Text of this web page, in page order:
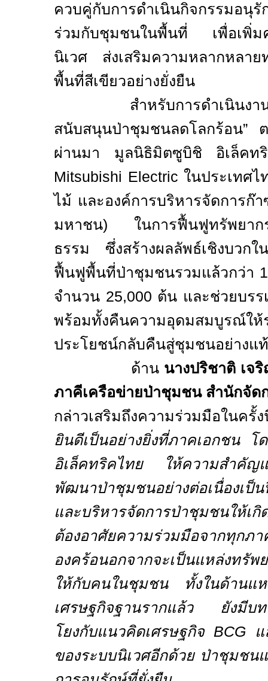
ควบคู่กับการดำเนินกิจกรรมอนุ
ร่วมกับชุมชนในพื้นที่ เพื่อเพิ่ม
นิเวศ ส่งเสริมความหลากหลา
พื้นที่สีเขียวอย่างยั่งยืน
สำหรับการดำเนินงา
สนับสนุนป่าชุมชนลดโลกร้อน”
ผ่านมา มูลนิธิมิตซูบิชิ อิเล็คท
Mitsubishi Electricในประเทศ
ไม้ และองค์การบริหารจัดการก๊
มหาชน) ในการฟื้นฟูทรัพยากร
ธรรม ซึ่งสร้างผลลัพธ์เชิงบวกใ
ฟื้นฟูพื้นที่ป่าชุมชนรวมแล้วกว่า
จำนวน 25,000 ต้น และช่วยบรร
พร้อมทั้งคืนความอุดมสมบูรณ์ใ
ประโยชน์กลับคืนสู่ชุมชนอย่างแ
ด้าน นางปริชาติ เจ
ภาคีเครือข่ายป่าชุมชน สำนักจัด
กล่าวเสริมถึงความร่วมมือในครั้
ยินดีเป็นอย่างยิ่งที่ภาคเอก
อิเล็คทริคไทย ให้ความสำคัญแ
พัฒนาป่าชุมชนอย่างต่อเนื่องเ
และบริหารจัดการป่าชุมชนให้
ต้องอาศัยความร่วมมือจากทุกภา
องคร้อนอกจากจะเป็นแหล่งทรัพ
ให้กับคนในชุมชน ทั้งในด้านแห
เศรษฐกิจฐานรากแล้ว ยังมีบท
โยงกับแนวคิดเศรษฐกิจ BCG
ของระบบนิเวศอีกด้วย ป่าชุมชน